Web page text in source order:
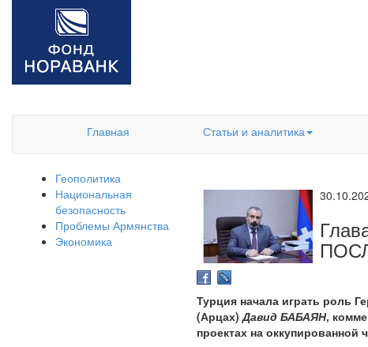
Главная
Статьи и аналитика
Геополитика
Национальная
безопасность
Проблемы Армянства
Экономика
Турция начала играть роль
(Арцах)Давид БАБАЯН,
проектах на оккупированной